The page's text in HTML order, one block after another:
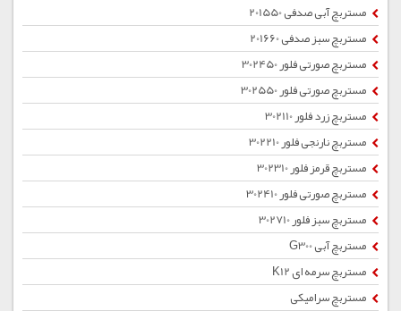
مستربچ آبی صدفی 201550
مستربچ سبز صدفی 201660
مستربچ صورتی فلور 302450
مستربچ صورتی فلور 302550
مستربچ زرد فلور 302110
مستربچ نارنجی فلور 302210
مستربچ قرمز فلور 302310
مستربچ صورتی فلور 302410
مستربچ سبز فلور 302710
مستربچ آبی G300
مستربچ سرمه ای K12
مستربچ سرامیکی